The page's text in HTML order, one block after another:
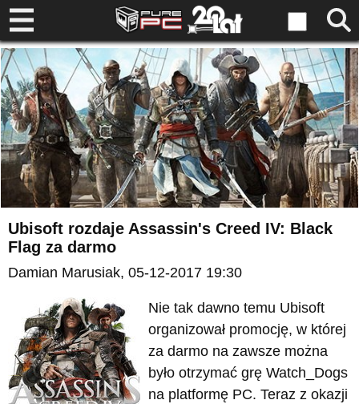
Ubisoft rozdaje Assassin's Creed IV: Black
Flag za darmo
Damian Marusiak, 05-12-2017 19:30
Nie tak dawno temu Ubisoft
organizował promocję, w której
za darmo na zawsze można
było otrzymać grę Watch_Dogs
na platformę PC. Teraz z okazji